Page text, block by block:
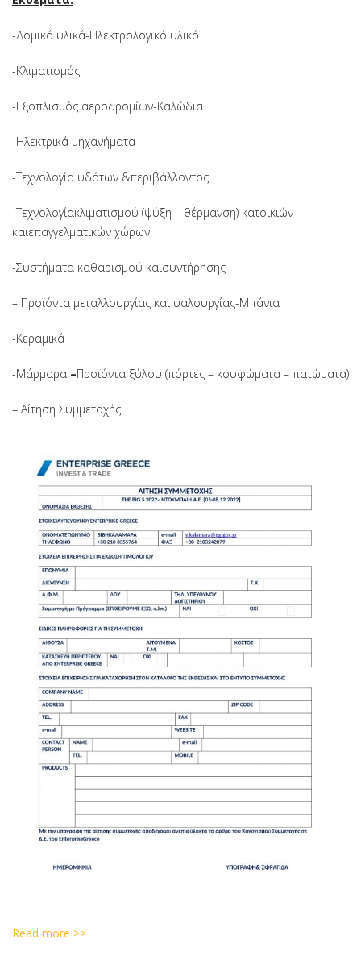
-Δομικά υλικά-Ηλεκτρολογικό υλικό
-Κλιματισμός
-Εξοπλισμός αεροδρομίων-Καλώδια
-Ηλεκτρικά μηχανήματα
-Τεχνολογία υδάτων &περιβάλλοντος
-Τεχνολογίακλιματισμού (ψύξη – θέρμανση) κατοικιών
καιεπαγγελματικών χώρων
-Συστήματα καθαρισμού καισυντήρησης
– Προϊόντα μεταλλουργίας και υαλουργίας-Μπάνια
-Κεραμικά
-Μάρμαρα –Προϊόντα ξύλου (πόρτες – κουφώματα – πατώματα)
– Αίτηση Συμμετοχής
Read more >>